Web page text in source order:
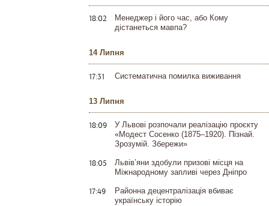
18:02
Менеджер і його час, або Кому
дістанеться мавпа?
14 Липня
17:31 Систематична помилка виживання
13 Липня
18:09
У Львові розпочали реалізацію проєкту
«Модест Сосенко (1875–1920). Пізнай.
Зрозумій. Збережи»
18:05
Львів’яни здобули призові місця на
Міжнародному запливі через Дніпро
17:49
Районна децентралізація вбиває
українську історію